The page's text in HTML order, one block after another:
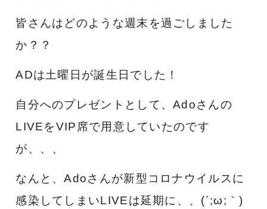
皆さんはどのような週末を過ごしました
か？？
ADは土曜日が誕生日でした！
自分へのプレゼントとして、Adoさんの
LIVEをVIP席で用意していたのです
が、、、
なんと、Adoさんが新型コロナウイルスに
感染してしまいLIVEは延期に、、(´;ω;｀)